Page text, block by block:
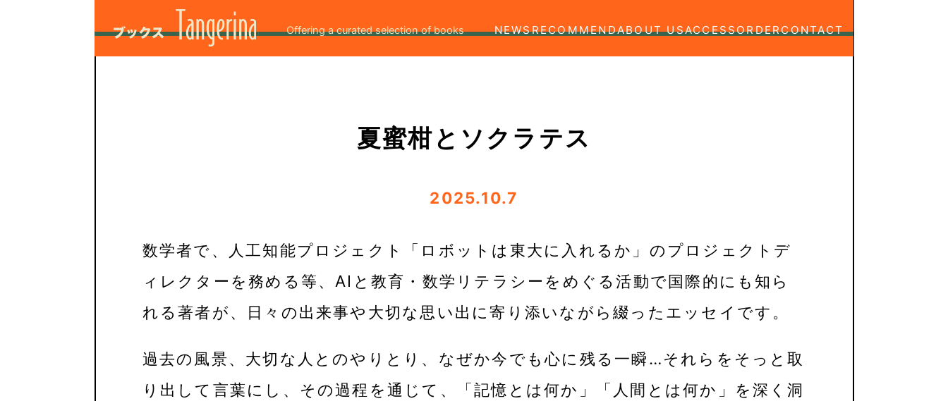
Offering a curated selection of books NEWSRECOMMENDABOUT USACCESSORDERCONTACT
夏蜜柑とソクラテス
2025.10.7
数学者で、人工知能プロジェクト「ロボットは東大に入れるか」のプロジェクトデ
ィレクターを務める等、AIと教育・数学リテラシーをめぐる活動で国際的にも知ら
れる著者が、日々の出来事や大切な思い出に寄り添いながら綴ったエッセイです。
過去の風景、大切な人とのやりとり、なぜか今でも心に残る一瞬…それらをそっと取
り出して言葉にし、その過程を通じて、「記憶とは何か」「人間とは何か」を深く洞